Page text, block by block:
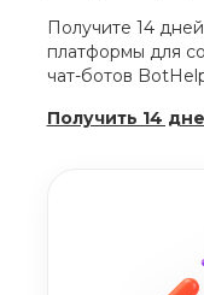
Получите 14
платформы для
чат-ботов
Получить 14